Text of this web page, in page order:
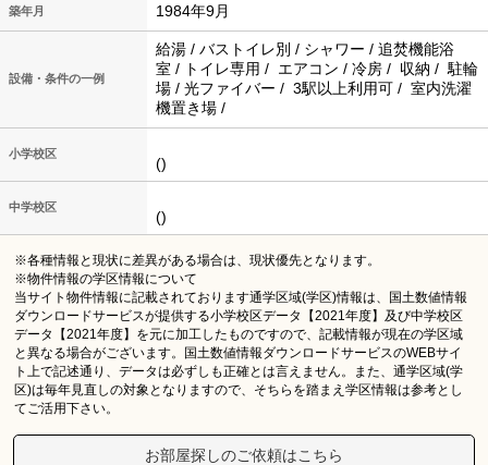
築年月 1984年9月
設備・条件の一例
給湯 / バストイレ別 / シャワー / 追焚機能浴
室 / トイレ専用 / エアコン / 冷房 / 収納 / 駐輪
場 / 光ファイバー / 3駅以上利用可 / 室内洗濯
機置き場 /
小学校区
()
中学校区
()
※各種情報と現状に差異がある場合は、現状優先となります。
※物件情報の学区情報について
当サイト物件情報に記載されております通学区域(学区)情報は、国土数値情報
ダウンロードサービスが提供する小学校区データ【2021年度】及び中学校区
データ【2021年度】を元に加工したものですので、記載情報が現在の学区域
と異なる場合がございます。国土数値情報ダウンロードサービスのWEBサイ
ト上で記述通り、データは必ずしも正確とは言えません。また、通学区域(学
区)は毎年見直しの対象となりますので、そちらを踏まえ学区情報は参考とし
てご活用下さい。
お部屋探しのご依頼はこちら